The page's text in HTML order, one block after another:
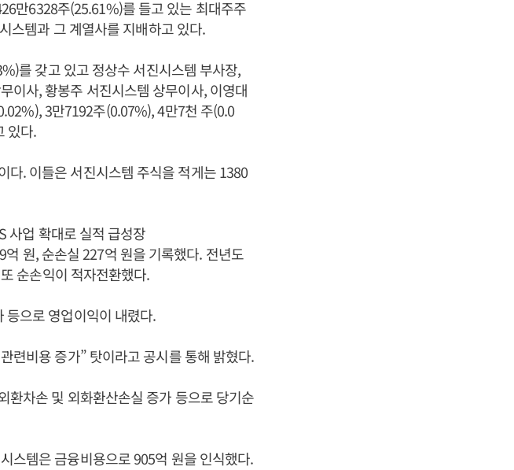
만6328주(25.61%)를 들고 있는 최대주주
스템과 그 계열사를 지배하고 있다.
를 갖고 있고 정상수 서진시스템 부사장,
이사, 황봉주 서진시스템 상무이사, 이영대
3만7192주(0.07%), 4만7천 주(0.0
있다.
다. 이들은 서진시스템 주식을 적게는 1380
사업 확대로 실적 급성장
원, 순손실 227억 원을 기록했다. 전년도
순손익이 적자전환했다.
등으로 영업이익이 내렸다.
련비용 증가” 탓이라고 공시를 통해 밝혔다.
환차손 및 외화환산손실 증가 등으로 당기순
스템은 금융비용으로 905억 원을 인식했다.